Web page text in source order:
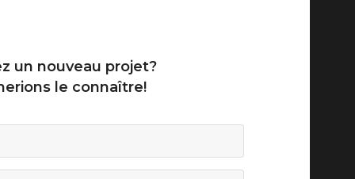
un nouveau projet?
le connaître!